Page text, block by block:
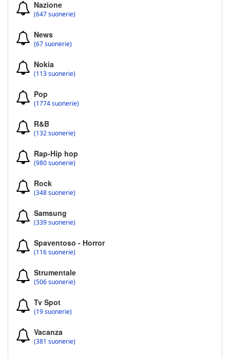
Nazione
(647 suonerie)
News
(67 suonerie)
Nokia
(113 suonerie)
Pop
(1774 suonerie)
R&B
(132 suonerie)
Rap-Hip hop
(980 suonerie)
Rock
(348 suonerie)
Samsung
(339 suonerie)
Spaventoso - Horror
(116 suonerie)
Strumentale
(506 suonerie)
Tv Spot
(19 suonerie)
Vacanza
(381 suonerie)